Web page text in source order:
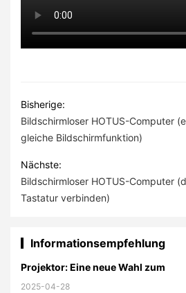
Bisherige:
Bildschirmloser HOTUS-Computer
gleiche Bildschirmfunktion)
Nächste:
Bildschirmloser HOTUS-Computer
Tastatur verbinden)
Informationsempfehlung
Projektor: Eine neue Wahl zum
2025-04-28